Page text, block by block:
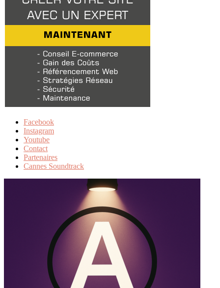
Facebook
Instagram
Youtube
Contact
Partenaires
Cannes Soundtrack